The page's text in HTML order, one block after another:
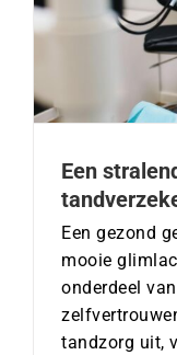
Een
Een gezond
mooie
onderdeel
tandzorg uit,